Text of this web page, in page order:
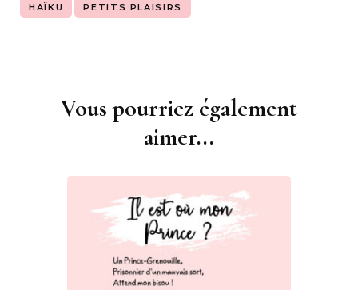
HAÏKU PETITS PLAISIRS
NavigationVous pourriez également
aimer...